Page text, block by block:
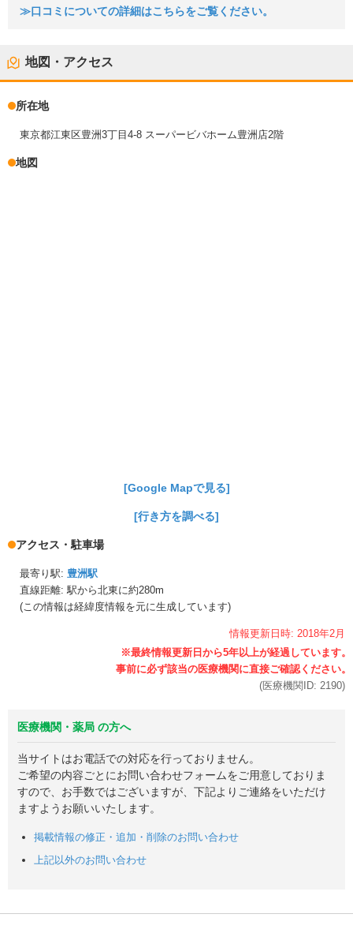
≫口コミについての詳細はこちらをご覧ください。
地図・アクセス
所在地
東京都江東区豊洲3丁目4-8 スーパービバホーム豊洲店2階
地図
[Google Mapで見る]
[行き方を調べる]
アクセス・駐車場
最寄り駅: 豊洲駅
直線距離: 駅から北東に約280m
(この情報は経緯度情報を元に生成しています)
情報更新日時: 2018年2月
(医療機関ID: 2190)
医療機関・薬局 の方へ
当サイトはお電話での対応を行っておりません。
ご希望の内容ごとにお問い合わせフォームをご用意しておりま
すので、お手数ではございますが、下記よりご連絡をいただけ
ますようお願いいたします。
掲載情報の修正・追加・削除のお問い合わせ
上記以外のお問い合わせ